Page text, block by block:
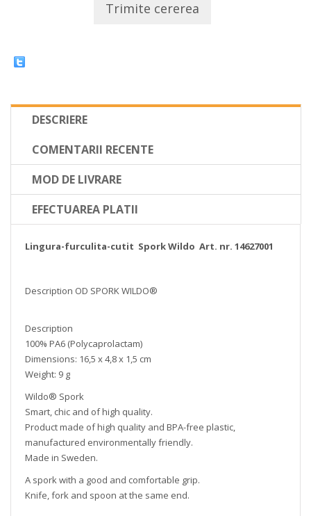
Trimite cererea
DESCRIERE
COMENTARII RECENTE
MOD DE LIVRARE
EFECTUAREA PLATII
Lingura-furculita-cutit Spork Wildo Art. nr. 14627001
Description OD SPORK WILDO®
Description
100% PA6 (Polycaprolactam)
Dimensions: 16,5 x 4,8 x 1,5 cm
Weight: 9 g
Wildo® Spork
Smart, chic and of high quality.
Product made of high quality and BPA-free plastic,
manufactured environmentally friendly.
Made in Sweden.
A spork with a good and comfortable grip.
Knife, fork and spoon at the same end.